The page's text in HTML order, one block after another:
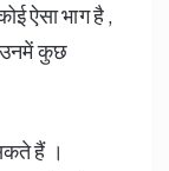
ऐसा भाग है ,
उनमें कुछ
हैं ।